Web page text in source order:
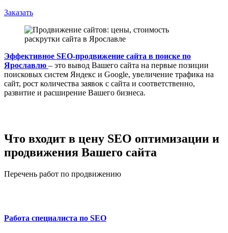
Заказать
Эффективное SEO-продвижение сайта в поиске по
Ярославлю – это вывод Вашего сайта на первые позиции
поисковых систем Яндекс и Google, увеличение трафика на
сайт, рост количества заявок с сайта и соответственно,
развитие и расширение Вашего бизнеса.
Что входит в цену SEO оптимизации и
продвижения Вашего сайта
Перечень работ по продвижению
Работа специалиста по SEO